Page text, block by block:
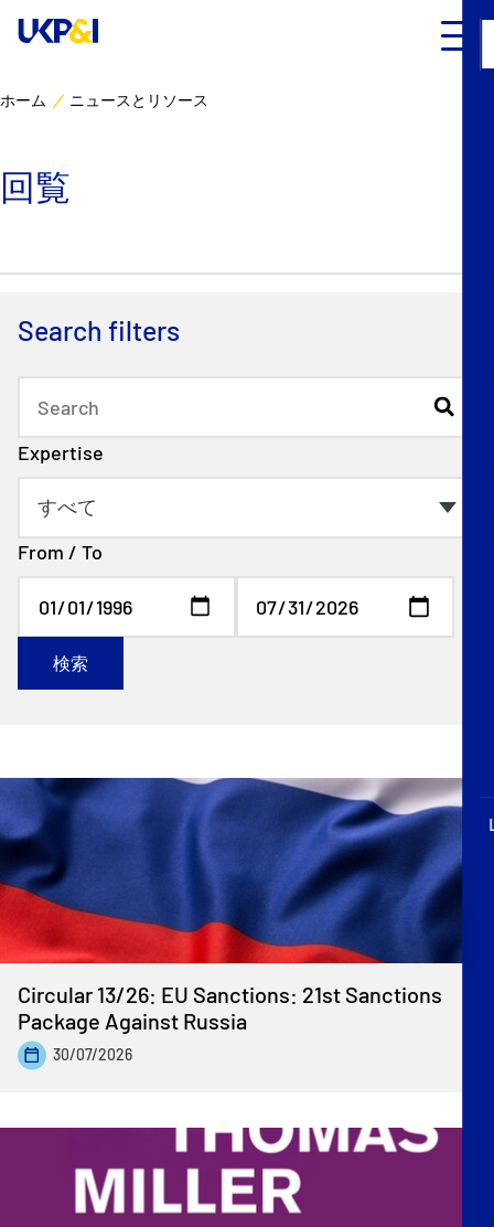
P&I Emergency Contacts
Fixed P&I Emergency Contacts
People
加入船検索
English 日本語
リスクマネジメント
ニュースとリソース
UK P&I クラブについて
コンタクト
ホーム ニュースとリソース
回覧
Search filters
Expertise
From / To
検索
Circular 13/26: EU Sanctions: 21st Sanctions
Package Against Russia
30/07/2026